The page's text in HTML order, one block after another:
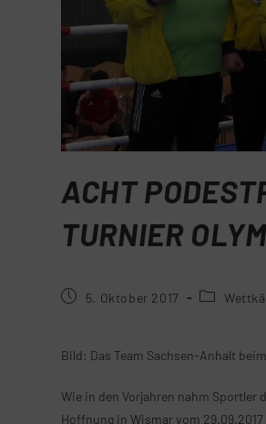
ACHT
TURNIER
5. Oktober 2017
Bild: Das Team Sachsen-Anhalt
Wie in den Vorjahren nahm Sportler
Hoffnung in Wismar vom